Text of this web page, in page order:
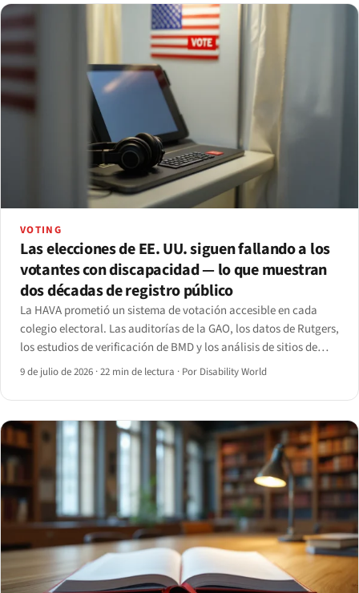
VOTING
Las elecciones de EE. UU. siguen fallando a los
votantes con discapacidad — lo que muestran
dos décadas de registro público
La HAVA prometió un sistema de votación accesible en cada
colegio electoral. Las auditorías de la GAO, los datos de Rutgers,
los estudios de verificación de BMD y los análisis de sitios de
registro muestran la brecha que persiste — y los plazos web del
9 de julio de 2026 ·22 min de lectura · Por Disability World